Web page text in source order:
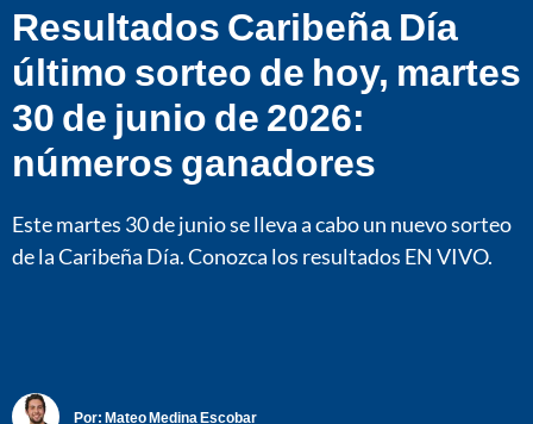
Resultados Caribeña Día
último sorteo de hoy, martes
30 de junio de 2026:
números ganadores
Este martes 30 de junio se lleva a cabo un nuevo sorteo
de la Caribeña Día. Conozca los resultados EN VIVO.
Por: Mateo Medina Escobar